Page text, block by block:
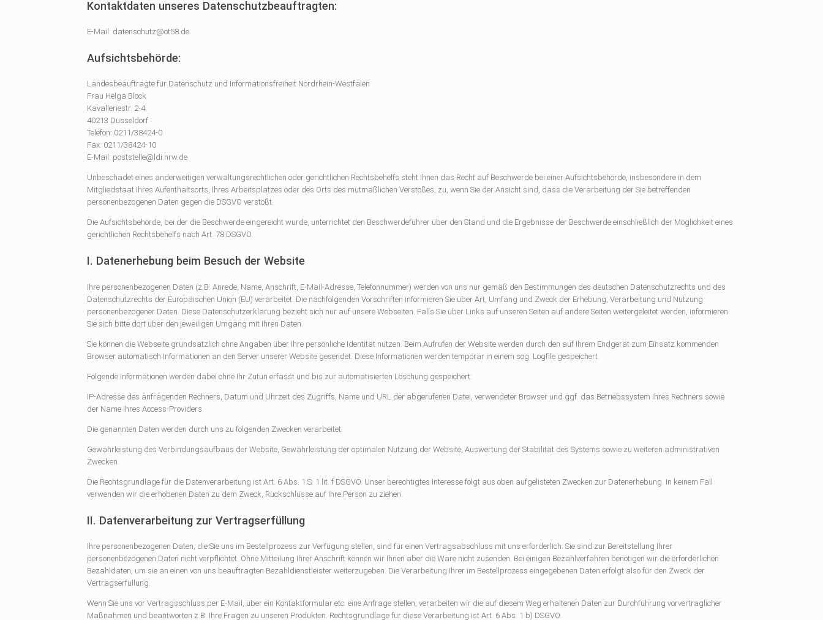
Kontaktdaten unseres Datenschutzbeauftragten:
E-Mail: datenschutz@ot58.de
Aufsichtsbehörde:
Landesbeauftragte für Datenschutz und Informationsfreiheit Nordrhein-Westfalen
Frau Helga Block
Kavalleriestr. 2-4
40213 Düsseldorf
Telefon: 0211/38424-0
Fax: 0211/38424-10
E-Mail: poststelle@ldi.nrw.de
Unbeschadet eines anderweitigen verwaltungsrechtlichen oder gerichtlichen Rechtsbehelfs steht Ihnen das Recht auf Beschwerde bei einer Aufsichtsbehörde, insbesondere in dem
Mitgliedstaat Ihres Aufenthaltsorts, Ihres Arbeitsplatzes oder des Orts des mutmaßlichen Verstoßes, zu, wenn Sie der Ansicht sind, dass die Verarbeitung der Sie betreffenden
personenbezogenen Daten gegen die DSGVO verstößt.
Die Aufsichtsbehörde, bei der die Beschwerde eingereicht wurde, unterrichtet den Beschwerdeführer über den Stand und die Ergebnisse der Beschwerde einschließlich der Möglichkeit eines
gerichtlichen Rechtsbehelfs nach Art. 78 DSGVO.
I. Datenerhebung beim Besuch der Website
Ihre personenbezogenen Daten (z.B. Anrede, Name, Anschrift, E-Mail-Adresse, Telefonnummer) werden von uns nur gemäß den Bestimmungen des deutschen Datenschutzrechts und des
Datenschutzrechts der Europäischen Union (EU) verarbeitet. Die nachfolgenden Vorschriften informieren Sie über Art, Umfang und Zweck der Erhebung, Verarbeitung und Nutzung
personenbezogener Daten. Diese Datenschutzerklärung bezieht sich nur auf unsere Webseiten. Falls Sie über Links auf unseren Seiten auf andere Seiten weitergeleitet werden, informieren
Sie sich bitte dort über den jeweiligen Umgang mit Ihren Daten.
Sie können die Webseite grundsätzlich ohne Angaben über Ihre persönliche Identität nutzen. Beim Aufrufen der Website werden durch den auf Ihrem Endgerät zum Einsatz kommenden
Browser automatisch Informationen an den Server unserer Website gesendet. Diese Informationen werden temporär in einem sog. Logfile gespeichert.
Folgende Informationen werden dabei ohne Ihr Zutun erfasst und bis zur automatisierten Löschung gespeichert:
IP-Adresse des anfragenden Rechners, Datum und Uhrzeit des Zugriffs, Name und URL der abgerufenen Datei, verwendeter Browser und ggf. das Betriebssystem Ihres Rechners sowie
der Name Ihres Access-Providers.
Die genannten Daten werden durch uns zu folgenden Zwecken verarbeitet:
Gewährleistung des Verbindungsaufbaus der Website, Gewährleistung der optimalen Nutzung der Website, Auswertung der Stabilität des Systems sowie zu weiteren administrativen
Zwecken.
Die Rechtsgrundlage für die Datenverarbeitung ist Art. 6 Abs. 1 S. 1 lit. f DSGVO. Unser berechtigtes Interesse folgt aus oben aufgelisteten Zwecken zur Datenerhebung. In keinem Fall
verwenden wir die erhobenen Daten zu dem Zweck, Rückschlüsse auf Ihre Person zu ziehen.
II. Datenverarbeitung zur Vertragserfüllung
Ihre personenbezogenen Daten, die Sie uns im Bestellprozess zur Verfügung stellen, sind für einen Vertragsabschluss mit uns erforderlich. Sie sind zur Bereitstellung Ihrer
personenbezogenen Daten nicht verpflichtet. Ohne Mitteilung Ihrer Anschrift können wir Ihnen aber die Ware nicht zusenden. Bei einigen Bezahlverfahren benötigen wir die erforderlichen
Bezahldaten, um sie an einen von uns beauftragten Bezahldienstleister weiterzugeben. Die Verarbeitung Ihrer im Bestellprozess eingegebenen Daten erfolgt also für den Zweck der
Vertragserfüllung.
Wenn Sie uns vor Vertragsschluss per E-Mail, über ein Kontaktformular etc. eine Anfrage stellen, verarbeiten wir die auf diesem Weg erhaltenen Daten zur Durchführung vorvertraglicher
Maßnahmen und beantworten z.B. Ihre Fragen zu unseren Produkten. Rechtsgrundlage für diese Verarbeitung ist Art. 6 Abs. 1 b) DSGVO.